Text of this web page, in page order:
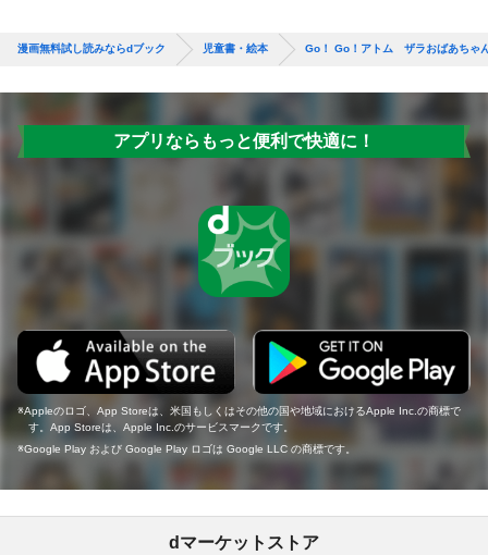
漫画無料試し読みならdブック 児童書・絵本 Go！ Go！アトム ザラおばあちゃ
アプリならもっと便利で快適に！
Appleのロゴ、App Storeは、米国もしくはその他の国や地域におけるApple Inc.の商標で
す。App Storeは、Apple Inc.のサービスマークです。
Google Play および Google Play ロゴは Google LLC の商標です。
dマーケットストア